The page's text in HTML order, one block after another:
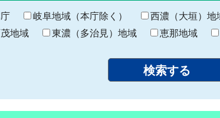
わ
り
岐阜地域（本庁除く） 西濃（大垣）地
地域
東濃（多治見）地域 恵那地域